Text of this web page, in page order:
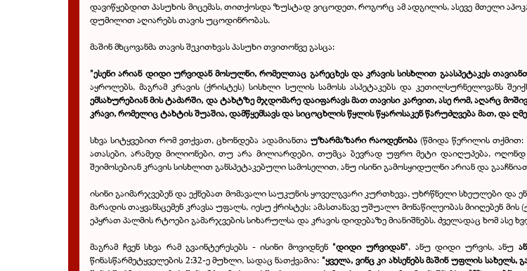
დავიწყებდით პასუხის მიცემას, თითქოსდა ზუსტად ვიცოდეთ, როგორც ამ ადგილის, ასევე მთელი
დუმილით აღიარებს თავის უცოდინრობას.
მაშინ მხცოვანმა თავის შეკითხვას პასუხი თვითონვე გასცა:
"ესენი არიან დიდი ურვიდან მოსულნი, რომელთაც გარეცხეს და კრავის სისხლით გაასპეტაკეს
აყროლებს, მაგრამ კრავის (ქრისტეს) სისხლი სულის სამოსს ასპეტაკებს და კეთილსურნელოვანს
ემსახურებიან მის ტაძარში, და ტახტზე მჯდომარე დაიფარავს მათ თავისი კარვით, ასე რომ, აღარც
კრავი, რომელიც ტახტის შუაშია, დამწყემსავს და სიცოცხლის წყლის წყაროსაკენ წარუძღვება მათ,
სხვა სიტყვებით რომ ვთქვათ, ცხონდება ადამიანთა უზარმაზარი რაოდენობა(წმიდა წერილის თქმით:
ათასები, არამედ მილიონები, თუ არა მილიარდები, თუმცა ბევრად უფრო მეტი დაიღუპება, ოღონდ
შეიმოსებიან კრავის სისხლით განსპეტაკებული სამოსელით, ანუ ისინი გამოსყიდულნი არიან და
ისინი გაიმარჯვებენ და ექნებათ მომავალი საუკუნის ყოველგვარი კურთხევა, უხრწნელი სხეულები
მარადის თაყვანსცემენ კრავსა უფალს, იესუ ქრისტეს; ამასთანავე უშუალო მონაწილეობას
ეპყრათ პალმის რტოები გამარჯვების სიხარულსა და კრავის დიდებაზე მიანიშნებს. ძველადაც ხომ ასე
მაგრამ ჩვენ სხვა რამ გვაინტერესებს - ისინი მოვიდნენ "დიდი ურვიდან", ანუ დიდი ურვის, ანუ
წინასწარმეტყველების 2:32-ე მუხლი, სადაც ნათქვამია: "ყველა, ვინც კი ახსენებს მაშინ უფლის სახელს,